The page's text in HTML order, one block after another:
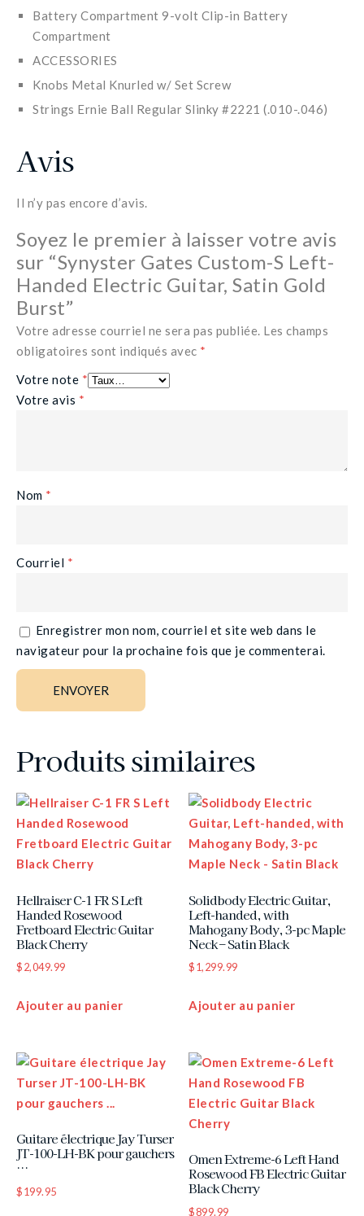
Battery Compartment 9-volt Clip-in Battery
Compartment
ACCESSORIES
Knobs Metal Knurled w/ Set Screw
Strings Ernie Ball Regular Slinky #2221 (.010-.046)
Avis
Il n’y pas encore d’avis.
Soyez le premier à laisser votre avis
sur “Synyster Gates Custom-S Left-
Handed Electric Guitar, Satin Gold
Burst”
Votre adresse courriel ne sera pas publiée. Les champs
obligatoires sont indiqués avec *
Votre note *
Votre avis *
Nom *
Courriel *
Enregistrer mon nom, courriel et site web dans le
navigateur pour la prochaine fois que je commenterai.
Produits similaires
Hellraiser C-1 FR S Left
Handed Rosewood
Fretboard Electric Guitar
Black Cherry
$2,049.99
Ajouter au panier
Solidbody Electric Guitar,
Left-handed, with
Mahogany Body, 3-pc Maple
Neck – Satin Black
$1,299.99
Ajouter au panier
Guitare électrique Jay Turser
JT-100-LH-BK pour gauchers
…
$199.95
Omen Extreme-6 Left Hand
Rosewood FB Electric Guitar
Black Cherry
$899.99